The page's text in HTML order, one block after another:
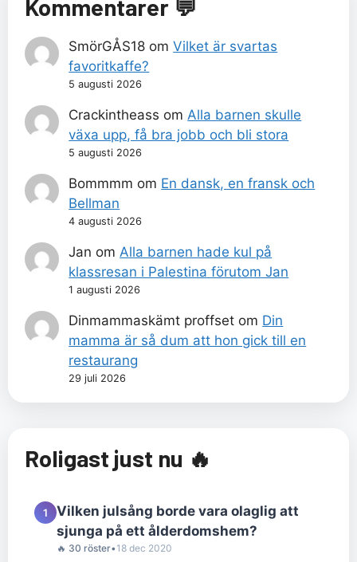
Kommentarer 💬
SmörGÅS18 omVilket är svartas
favoritkaffe?
5 augusti 2026
Crackintheass om Alla barnen skulle
växa upp, få bra jobb och bli stora
5 augusti 2026
Bommmm om En dansk, en fransk och
Bellman
4 augusti 2026
Jan om Alla barnen hade kul på
klassresan i Palestina förutom Jan
1 augusti 2026
Dinmammaskämt proffset om Din
mamma är så dum att hon gick till en
restaurang
29 juli 2026
Roligast just nu 🔥
1
Vilken julsång borde vara olaglig att
sjunga på ett ålderdomshem?
🔥 30 röster•18 dec 2020